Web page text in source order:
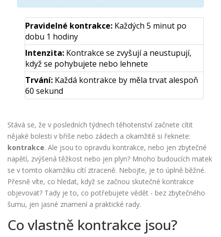
Pravidelné kontrakce: Každých 5 minut po
dobu 1 hodiny
Intenzita: Kontrakce se zvyšují a neustupují,
když se pohybujete nebo lehnete
Trvání: Každá kontrakce by měla trvat alespoň
60 sekund
Stává se, že v posledních týdnech těhotenství začnete cítit
nějaké bolesti v břiše nebo zádech a okamžitě si řeknete:
kontrakce. Ale jsou to opravdu kontrakce, nebo jen zbytečné
napětí, zvýšená těžkost nebo jen plyn? Mnoho budoucích matek
se v tomto okamžiku cítí ztraceně. Nebojte, je to úplně běžné.
Přesně víte, co hledat, když se začnou skutečné kontrakce
objevovat? Tady je to, co potřebujete vědět - bez zbytečného
šumu, jen jasné znamení a praktické rady.
Co vlastně kontrakce jsou?